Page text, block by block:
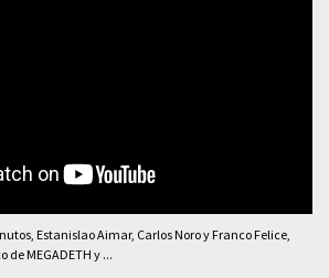
Estanislao Aimar, Carlos Noro y Franco Felice,
MEGADETH y ...